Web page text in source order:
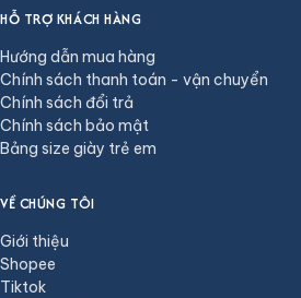
HỖ TRỢ KHÁCH HÀNG
Hướng dẫn mua hàng
Chính sách thanh toán - vận chuyển
Chính sách đổi trả
Chính sách bảo mật
Bảng size giày trẻ em
VỀ CHÚNG TÔI
Giới thiệu
Shopee
Tiktok